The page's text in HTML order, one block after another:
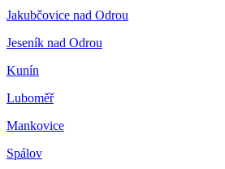
Jakubčovice nad Odrou
Jeseník nad Odrou
Kunín
Luboměř
Mankovice
Spálov